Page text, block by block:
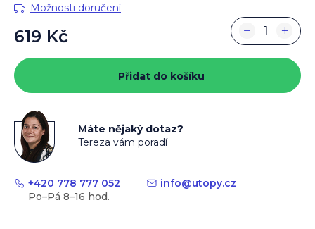
Možnosti doručení
619 Kč
cena:
+
−
Přidat do košíku
Máte nějaký dotaz?
Tereza vám poradí
+420 778 777 052 info@utopy.cz